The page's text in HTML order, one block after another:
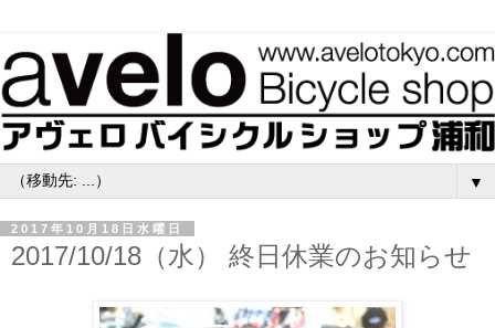
▼
2017年10月18日水曜日
2017/10/18（水） 終日休業のお知らせ